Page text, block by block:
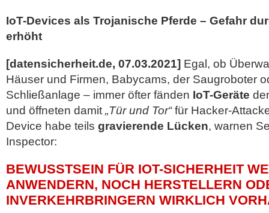
IoT-Devices als Trojanische Pferde – Gefahr
erhöht
[datensicherheit.de, 07.03.2021] Egal, ob
Häuser und Firmen, Babycams, der Saugroboter
Schließanlage – immer öfter fänden IoT-Geräte
und öffneten damit „Tür und Tor“für Hacker-
Device habe teils gravierende Lücken, warnen
Inspector:
BEWUSSTSEIN FÜR IOT-SICHERHEIT
ANWENDERN, NOCH HERSTELLERN
INVERKEHRBRINGERN WIRKLICH